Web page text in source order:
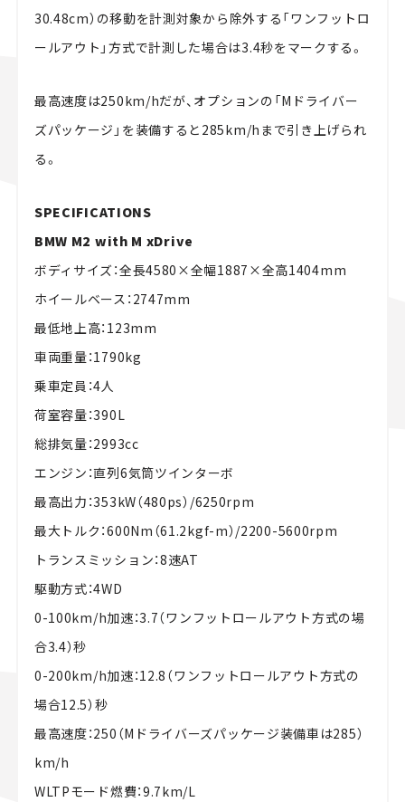
30.48cm）の移動を計測対象から除外する「ワンフットロ
ールアウト」方式で計測した場合は3.4秒をマークする。
最高速度は250km/hだが、オプションの「Mドライバー
ズパッケージ」を装備すると285km/hまで引き上げられ
る。
SPECIFICATIONS
BMW M2 with M xDrive
ボディサイズ：全長4580×全幅1887×全高1404mm
ホイールベース：2747mm
最低地上高：123mm
車両重量：1790kg
乗車定員：4人
荷室容量：390L
総排気量：2993cc
エンジン：直列6気筒ツインターボ
最高出力：353kW（480ps）/6250rpm
最大トルク：600Nm（61.2kgf-m）/2200-5600rpm
トランスミッション：8速AT
駆動方式：4WD
0-100km/h加速：3.7（ワンフットロールアウト方式の場
合3.4）秒
0-200km/h加速：12.8（ワンフットロールアウト方式の
場合12.5）秒
最高速度：250（Mドライバーズパッケージ装備車は285）
km/h
WLTPモード燃費：9.7km/L